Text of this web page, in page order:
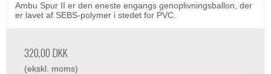
Ambu Spur II er den eneste engangs genoplivningsballon, der
er lavet af SEBS-polymer i stedet for PVC.
320,00 DKK
(ekskl. moms)